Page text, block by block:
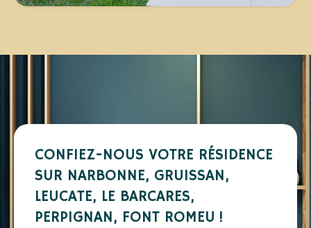
CONFIEZ-NOUS VOTRE RÉSIDENCE
SUR NARBONNE, GRUISSAN,
LEUCATE, LE BARCARES,
PERPIGNAN, FONT ROMEU !